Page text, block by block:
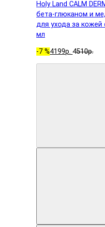
Holy Land CALM
бета-глюканом и
для ухода за кожей
мл
-7 %4199р. 4510р.